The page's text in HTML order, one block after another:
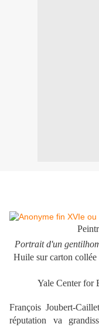
Portrait d'un
Huile sur carton
Yale Center for
François Joubert-
réputation va